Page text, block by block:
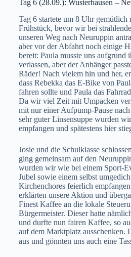
Tag 6 (28.09.): Wusterhausen –
Tag 6 startete um 8 Uhr gemütlich
Frühstück, bevor wir bei
unseren Weg nach Neuruppin
aber vor der Abfahrt noch einige
bereit: Paula musste uns aufgrund
verlassen, aber der Anhänger
Räder! Nach vielem hin und her,
dass Rebekka das E-Bike von
fahren sollte und Paula das
Da wir viel Zeit mit Umpacken
mit nur einer Aufpump-Pause
sehr guter Linsensuppe wurden
empfangen und spätestens hier
Josie und die Schulklasse
ging gemeinsam auf den
wurden wir wie bei einem Sport-
Jubel sowie einem selbst
Kirchenchores feierlich
erklärten unsere Aktion und
Finest Kaffee an die lokale
Bürgermeister. Dieser hatte
und durfte nun fairen Kaffee, so
auf dem Marktplatz ausschenken.
aus und gönnten uns auch eine